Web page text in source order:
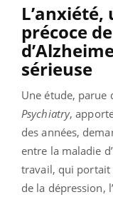
précoce
sérieuse
Une étude, parue
Psychiatry,
des années,
entre la maladie
travail, qui portait
de la dépression,